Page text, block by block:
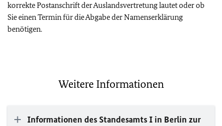
korrekte Postanschrift der Auslandsvertretung lautet oder ob
Sie einen Termin für die Abgabe der Namenserklärung
benötigen.
Weitere Informationen
Informationen des Standesamts I in Berlin zur